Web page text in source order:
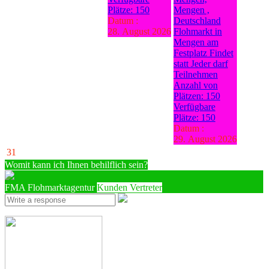
Plätze: 150
Datum :
28. August 2026
Mengen ,
Deutschland
Flohmarkt in
Mengen am
Festplatz Findet
statt Jeder darf
Teilnehmen
Anzahl von
Plätzen: 150
Verfügbare
Plätze: 150
Datum :
29. August 2026
31
Womit kann ich Ihnen behilflich sein?
FMA Flohmarktagentur Kunden Vertreter